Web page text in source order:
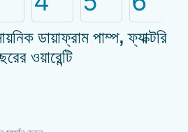
ডায়াফ্রাম পাম্প, ফ্যাক্টরি
ওয়ারেন্টি